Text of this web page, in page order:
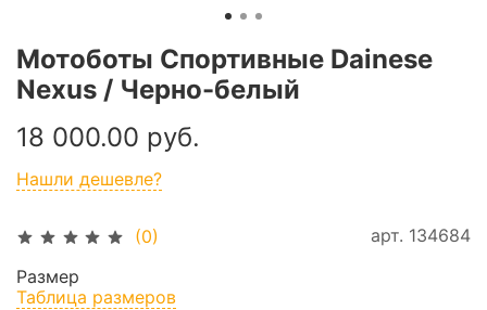
(0) арт. 134684
Мотоботы Спортивные Dainese
Nexus / Черно-белый
18 000.00 руб.
Нашли дешевле?
Размер
Таблица размеров